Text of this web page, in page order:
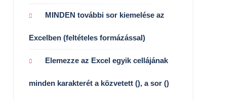
MINDEN további sor kiemelése az
Excelben (feltételes formázással)
Elemezze az Excel egyik cellájának
minden karakterét a közvetett (), a sor ()